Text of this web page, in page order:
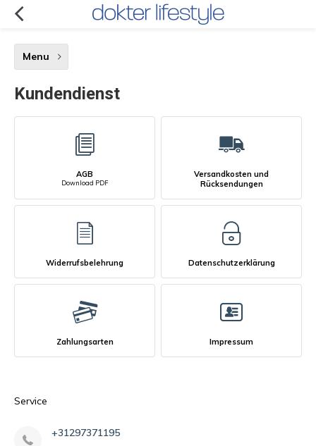
Menu
Kundendienst
AGB
Download PDF
Versandkosten und
Rücksendungen
Widerrufsbelehrung Datenschutzerklärung
Zahlungsarten Impressum
Service
+31297371195